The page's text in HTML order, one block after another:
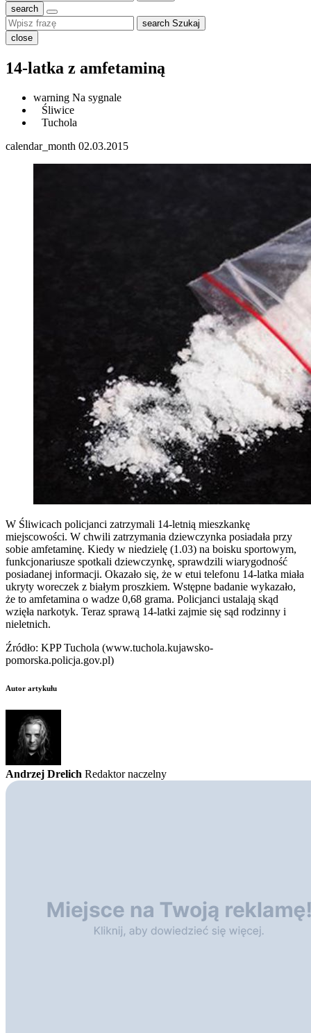
search
search Szukaj
close
14-latka z amfetaminą
warning Na sygnale
Śliwice
Tuchola
calendar_month 02.03.2015
W Śliwicach policjanci zatrzymali 14-letnią mieszkankę
miejscowości. W chwili zatrzymania dziewczynka posiadała przy
sobie amfetaminę. Kiedy w niedzielę (1.03) na boisku sportowym,
funkcjonariusze spotkali dziewczynkę, sprawdzili wiarygodność
posiadanej informacji. Okazało się, że w etui telefonu 14-latka miała
ukryty woreczek z białym proszkiem. Wstępne badanie wykazało,
że to amfetamina o wadze 0,68 grama. Policjanci ustalają skąd
wzięła narkotyk. Teraz sprawą 14-latki zajmie się sąd rodzinny i
nieletnich.
Źródło: KPP Tuchola (www.tuchola.kujawsko-
pomorska.policja.gov.pl)
Autor artykułu
Andrzej Drelich Redaktor naczelny